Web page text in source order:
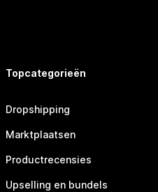
Topcategorieën
Dropshipping
Marktplaatsen
Productrecensies
Upselling en bundels